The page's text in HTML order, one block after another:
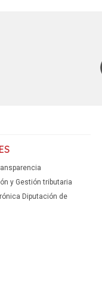
y Gestión tributaria
Diputación de